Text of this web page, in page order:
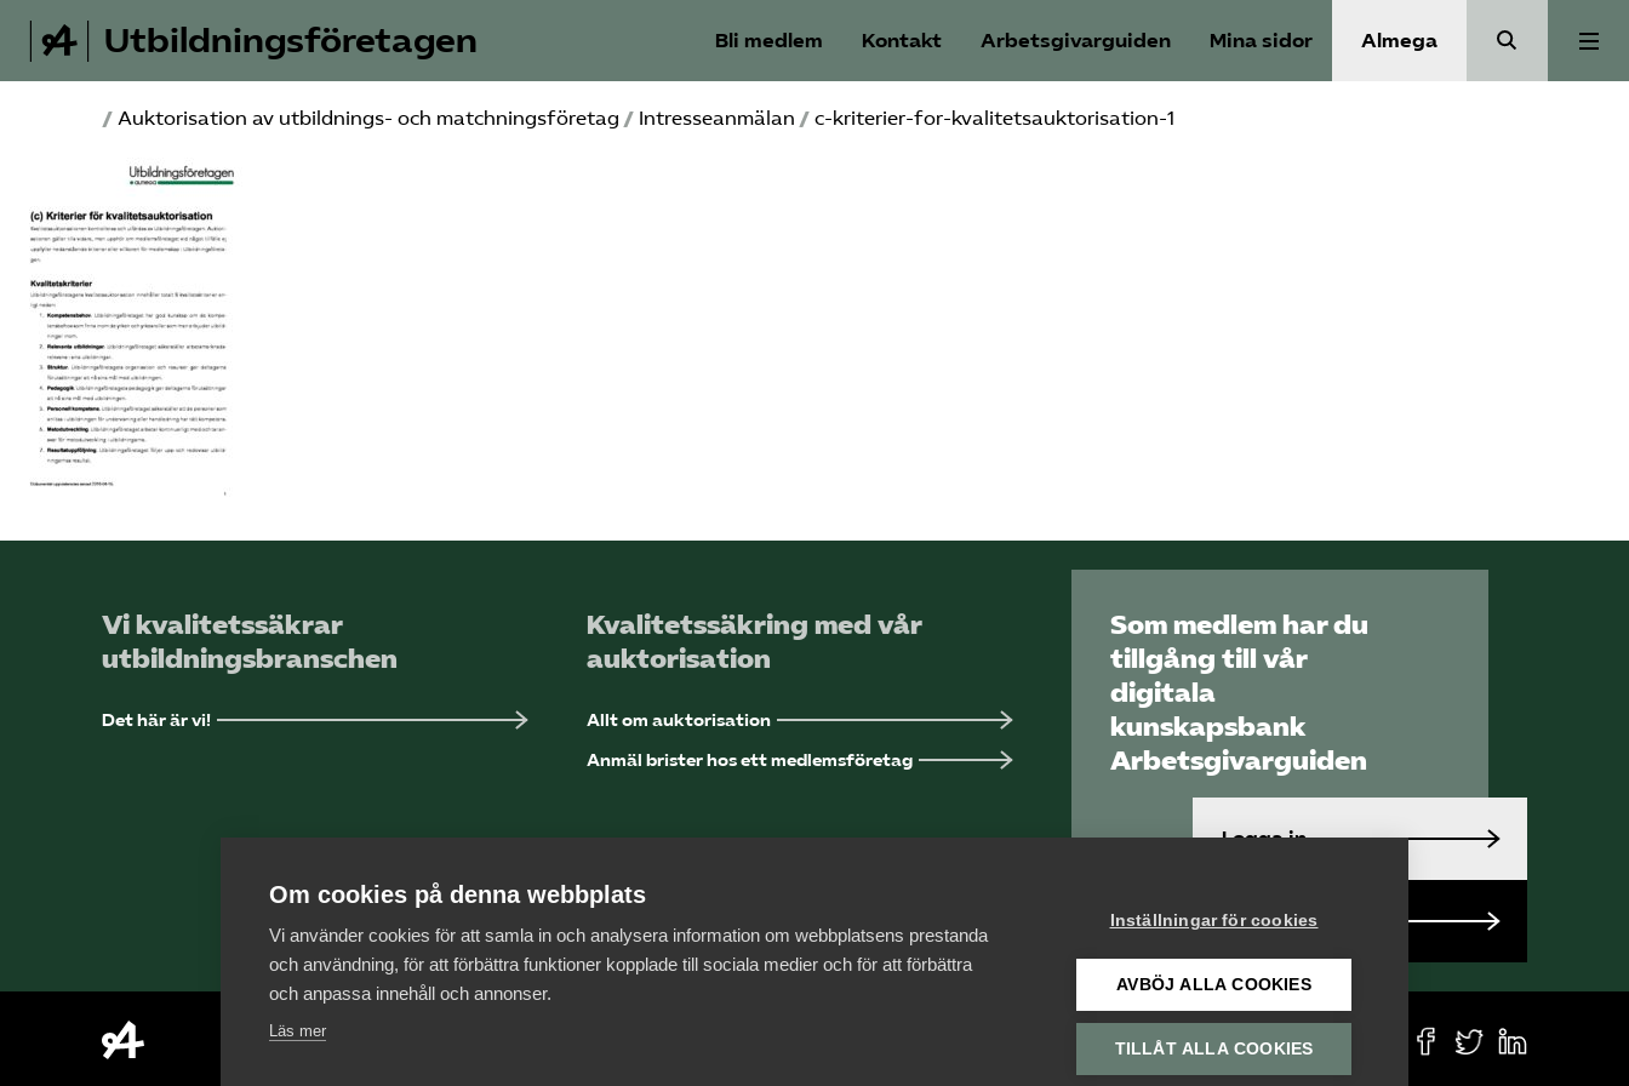
Utbildningsföretagen Bli medlem Kontakt Arbetsgivarguiden Mina sidor Almega
Mina sidor (almega.se)
Bli medlem
Logga in på
Arbetsgivarguiden
Sök på utbildningsforetagen.se
/ Auktorisation av utbildnings- och matchningsföretag / Intresseanmälan / c-kriterier-for-kvalitetsauktorisation-1
Vi kvalitetssäkrar
utbildningsbranschen
Det här är vi!
Kvalitetssäkring med vår
auktorisation
Allt om auktorisation
Anmäl brister hos ett medlemsföretag
Som medlem har du
tillgång till vår
digitala
kunskapsbank
Arbetsgivarguiden
Logga in
Bli medlem
Om cookies på denna webbplats
Vi använder cookies för att samla in och analysera information om webbplatsens prestanda
och användning, för att förbättra funktioner kopplade till sociala medier och för att förbättra
och anpassa innehåll och annonser.
Läs mer
Inställningar för cookies
AVBÖJ ALLA COOKIES
TILLÅT ALLA COOKIES